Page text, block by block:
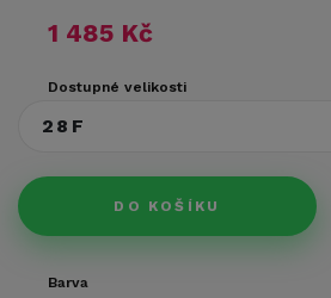
1 485 Kč
Dostupné velikosti
28F
DO KOŠÍKU
Barva